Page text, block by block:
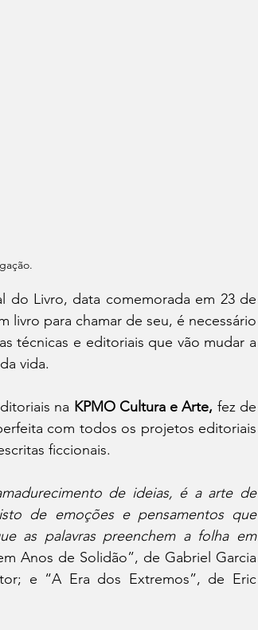
Livro, data comemorada em 23 de
livro para chamar de seu, é necessário
técnicas e editoriais que vão mudar a
vida.
na KPMO Cultura e Arte, fez de
com todos os projetos editoriais
ficcionais.
de ideias, é a arte de
de emoções e pensamentos que
as palavras preenchem a folha em
Anos de Solidão”, de Gabriel Garcia
e “A Era dos Extremos”, de Eric